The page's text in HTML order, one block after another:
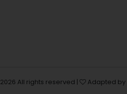
2026 All rights reserved | Adapted by